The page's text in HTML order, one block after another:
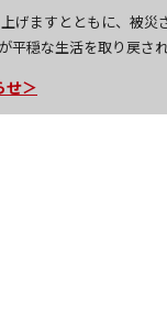
ますとともに、被災
穏な生活を取り戻さ
せ＞
・お問い合わせ＞